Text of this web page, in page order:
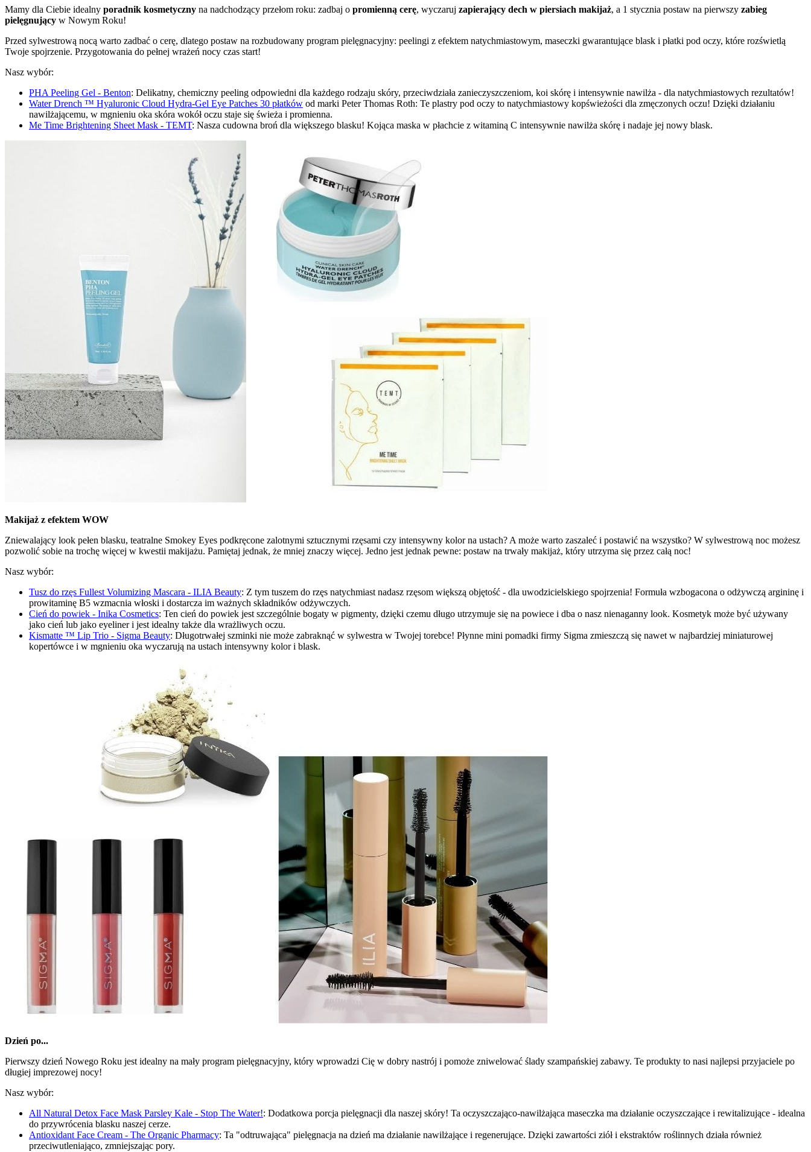
Mamy dla Ciebie idealny poradnik kosmetyczny na nadchodzący przełom roku: zadbaj o promienną cerę, wyczaruj zapierający dech w piersiach makijaż, a 1 stycznia postaw na pierwszy zabieg
pielęgnujący w Nowym Roku!
Przed sylwestrową nocą warto zadbać o cerę, dlatego postaw na rozbudowany program pielęgnacyjny: peelingi z efektem natychmiastowym, maseczki gwarantujące blask i płatki pod oczy, które rozświetlą
Twoje spojrzenie. Przygotowania do pełnej wrażeń nocy czas start!
Nasz wybór:
PHA Peeling Gel - Benton: Delikatny, chemiczny peeling odpowiedni dla każdego rodzaju skóry, przeciwdziała zanieczyszczeniom, koi skórę i intensywnie nawilża - dla natychmiastowych rezultatów!
Water Drench ™ Hyaluronic Cloud Hydra-Gel Eye Patches 30 płatków od marki Peter Thomas Roth: Te plastry pod oczy to natychmiastowy kopświeżości dla zmęczonych oczu! Dzięki działaniu
nawilżającemu, w mgnieniu oka skóra wokół oczu staje się świeża i promienna.
Me Time Brightening Sheet Mask - TEMT: Nasza cudowna broń dla większego blasku! Kojąca maska w płachcie z witaminą C intensywnie nawilża skórę i nadaje jej nowy blask.
Makijaż z efektem WOW
Zniewalający look pełen blasku, teatralne Smokey Eyes podkręcone zalotnymi sztucznymi rzęsami czy intensywny kolor na ustach? A może warto zaszaleć i postawić na wszystko? W sylwestrową noc możesz
pozwolić sobie na trochę więcej w kwestii makijażu. Pamiętaj jednak, że mniej znaczy więcej. Jedno jest jednak pewne: postaw na trwały makijaż, który utrzyma się przez całą noc!
Nasz wybór:
Tusz do rzęs Fullest Volumizing Mascara - ILIA Beauty: Z tym tuszem do rzęs natychmiast nadasz rzęsom większą objętość - dla uwodzicielskiego spojrzenia! Formuła wzbogacona o odżywczą argininę i
prowitaminę B5 wzmacnia włoski i dostarcza im ważnych składników odżywczych.
Cień do powiek - Inika Cosmetics: Ten cień do powiek jest szczególnie bogaty w pigmenty, dzięki czemu długo utrzymuje się na powiece i dba o nasz nienaganny look. Kosmetyk może być używany
jako cień lub jako eyeliner i jest idealny także dla wrażliwych oczu.
Kismatte ™ Lip Trio - Sigma Beauty: Długotrwałej szminki nie może zabraknąć w sylwestra w Twojej torebce! Płynne mini pomadki firmy Sigma zmieszczą się nawet w najbardziej miniaturowej
kopertówce i w mgnieniu oka wyczarują na ustach intensywny kolor i blask.
Dzień po...
Pierwszy dzień Nowego Roku jest idealny na mały program pielęgnacyjny, który wprowadzi Cię w dobry nastrój i pomoże zniwelować ślady szampańskiej zabawy. Te produkty to nasi najlepsi przyjaciele po
długiej imprezowej nocy!
Nasz wybór:
All Natural Detox Face Mask Parsley Kale - Stop The Water!: Dodatkowa porcja pielęgnacji dla naszej skóry! Ta oczyszczająco-nawilżająca maseczka ma działanie oczyszczające i rewitalizujące - idealna
do przywrócenia blasku naszej cerze.
Antioxidant Face Cream - The Organic Pharmacy: Ta "odtruwająca" pielęgnacja na dzień ma działanie nawilżające i regenerujące. Dzięki zawartości ziół i ekstraktów roślinnych działa również
przeciwutleniająco, zmniejszając pory.